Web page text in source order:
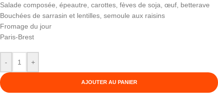
Salade composée, épeautre, carottes, fèves de soja, œuf, betterave
Bouchées de sarrasin et lentilles, semoule aux raisins
Fromage du jour
Paris-Brest
- +
AJOUTER AU PANIER